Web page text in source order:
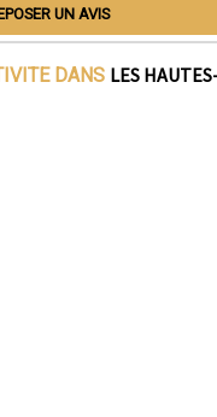
UN AVIS
DANS LES